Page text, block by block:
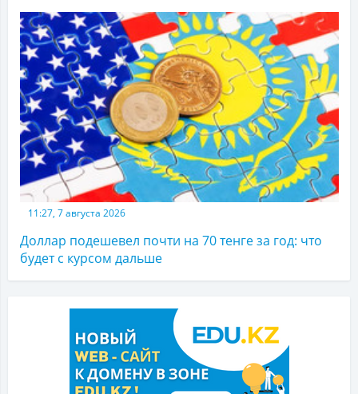
11:27, 7 августа 2026
Доллар подешевел почти на 70 тенге за год: что
будет с курсом дальше